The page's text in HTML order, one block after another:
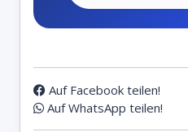
Auf Facebook teilen!
Auf WhatsApp teilen!